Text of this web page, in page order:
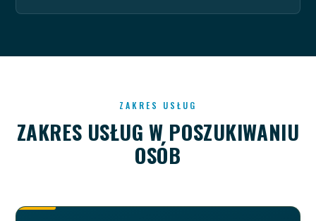
ZAKRES USŁUG
ZAKRES USŁUG W POSZUKIWANIU
OSÓB